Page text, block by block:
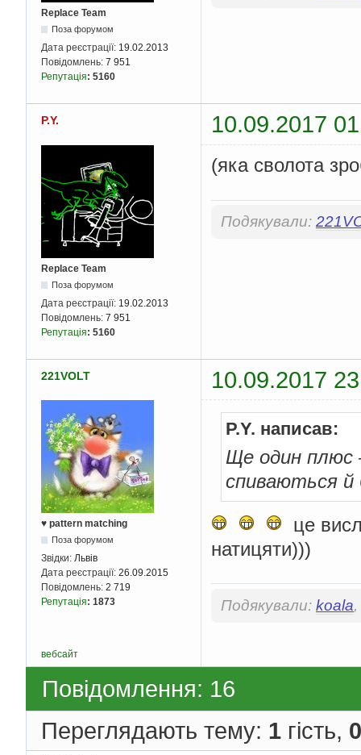
Replace Team
Поза форумом
Дата реєстрації: 19.02.2013
Повідомлень: 7 951
Репутація: 5160
P.Y. 10.09.2017
Replace Team
Поза форумом
Дата реєстрації: 19.02.2013
Повідомлень: 7 951
Репутація: 5160
(яка сволота
Подякували:
221VOLT 10.09.2017
♥ pattern matching
Поза форумом
Звідки: Львів
Дата реєстрації: 26.09.2015
Повідомлень: 2 719
Репутація: 1873
P.Y. написав:
Ще один плюс
спиваються й
це
натицяти)))
Подякували: koala,
вебсайт
Повідомлення: 16
Переглядають тему: 1 гість, 0